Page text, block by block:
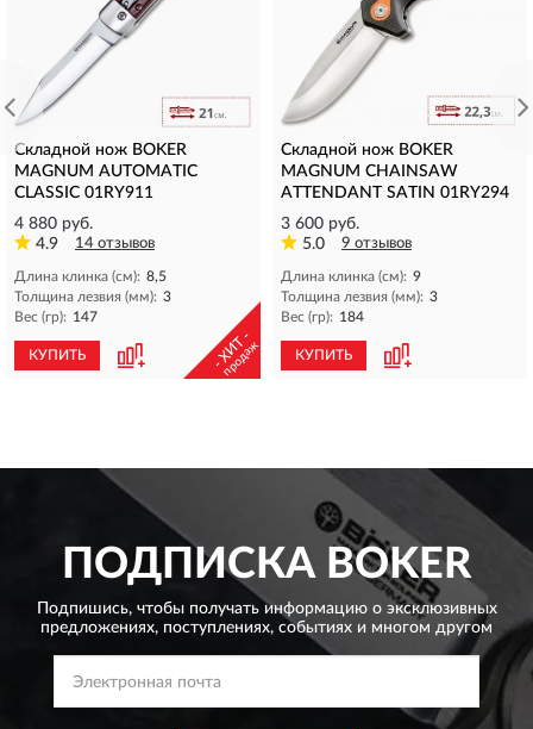
Складной нож BOKER
MAGNUM AUTOMATIC
CLASSIC 01RY911
4 880 руб.
4.9
14 отзывов
Длина клинка (см): 8,5
Толщина лезвия (мм): 3
Вес (гр): 147
КУПИТЬ - ХИТ -
продаж
Складной нож BOKER
MAGNUM CHAINSAW
ATTENDANT SATIN 01RY294
3 600 руб.
5.0
9 отзывов
Длина клинка (см): 9
Толщина лезвия (мм): 3
Вес (гр): 184
КУПИТЬ
ПОДПИСКАBOKER
Подпишись, чтобы получать информацию о эксклюзивных
предложениях, поступлениях, событиях и многом другом